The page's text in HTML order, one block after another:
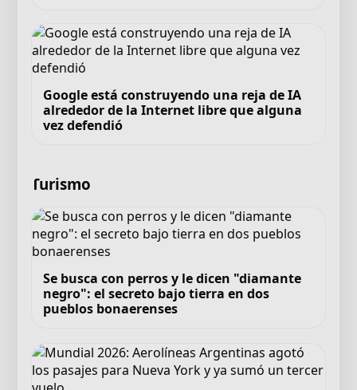
Google está construyendo una reja de IA
alrededor de la Internet libre que alguna
vez defendió
Turismo
Se busca con perros y le dicen "diamante
negro": el secreto bajo tierra en dos
pueblos bonaerenses